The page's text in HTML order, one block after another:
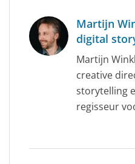
Martijn
digital
Martijn
creative
storytelling
regisseur